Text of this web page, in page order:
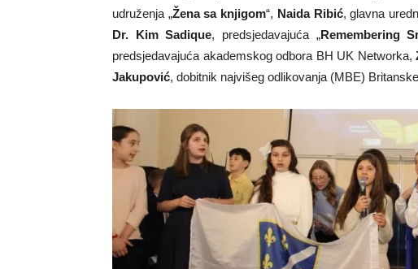
udruženja „Žena sa knjigom“, Naida Ribić, glavna
Dr. Kim Sadique, predsjedavajuća „Remembering
predsjedavajuća akademskog odbora BH UK Networka,
Jakupović, dobitnik najvišeg odlikovanja (MBE)